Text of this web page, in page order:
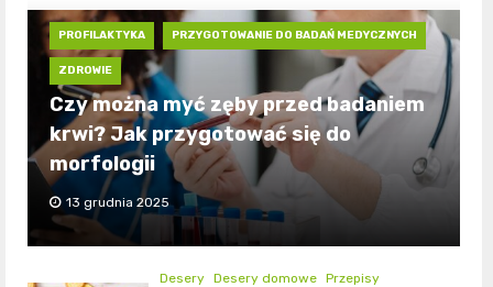
PROFILAKTYKA PRZYGOTOWANIE DO BADAŃ MEDYCZNYCH
ZDROWIE
Czy można myć zęby przed badaniem
krwi? Jak przygotować się do
morfologii
13 grudnia 2025
Desery Desery domowe Przepisy